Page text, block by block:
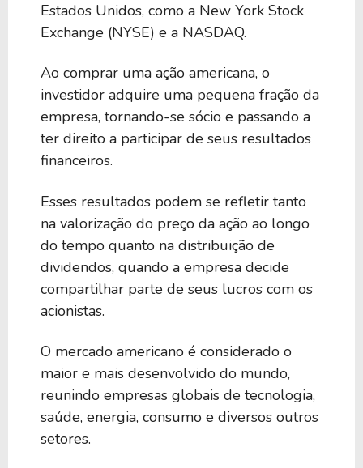
Estados Unidos, como a New York Stock
Exchange (NYSE) e a NASDAQ.
Ao comprar uma ação americana, o
investidor adquire uma pequena fração da
empresa, tornando-se sócio e passando a
ter direito a participar de seus resultados
financeiros.
Esses resultados podem se refletir tanto
na valorização do preço da ação ao longo
do tempo quanto na distribuição de
dividendos, quando a empresa decide
compartilhar parte de seus lucros com os
acionistas.
O mercado americano é considerado o
maior e mais desenvolvido do mundo,
reunindo empresas globais de tecnologia,
saúde, energia, consumo e diversos outros
setores.